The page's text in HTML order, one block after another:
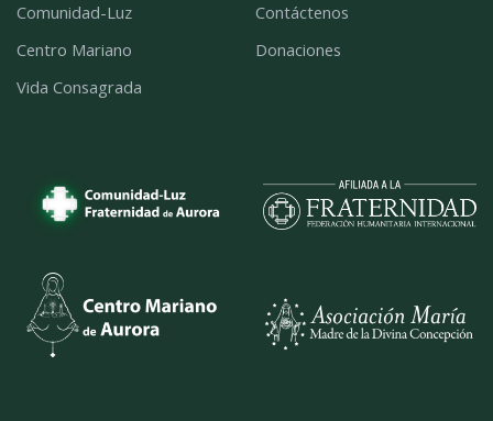
Comunidad-Luz
Centro Mariano
Vida Consagrada
Contáctenos
Donaciones